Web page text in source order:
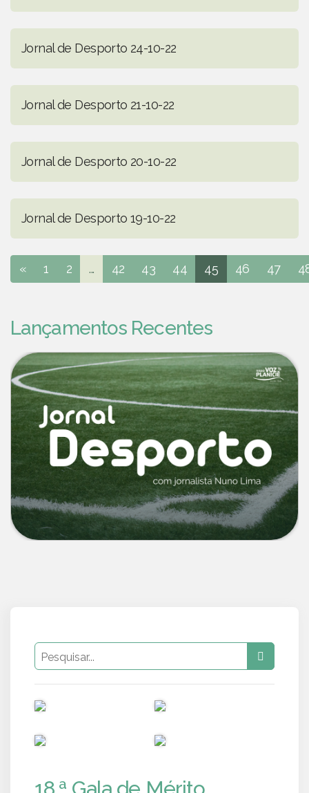
Jornal de Desporto 24-10-22
Jornal de Desporto 21-10-22
Jornal de Desporto 20-10-22
Jornal de Desporto 19-10-22
« 1 2 ... 42 43 44 45 46 47
Lançamentos Recentes